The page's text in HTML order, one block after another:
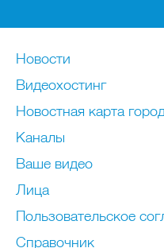
Новости
Видеохостинг
Новостная карта
Каналы
Ваше видео
Лица
Пользовательское
Справочник